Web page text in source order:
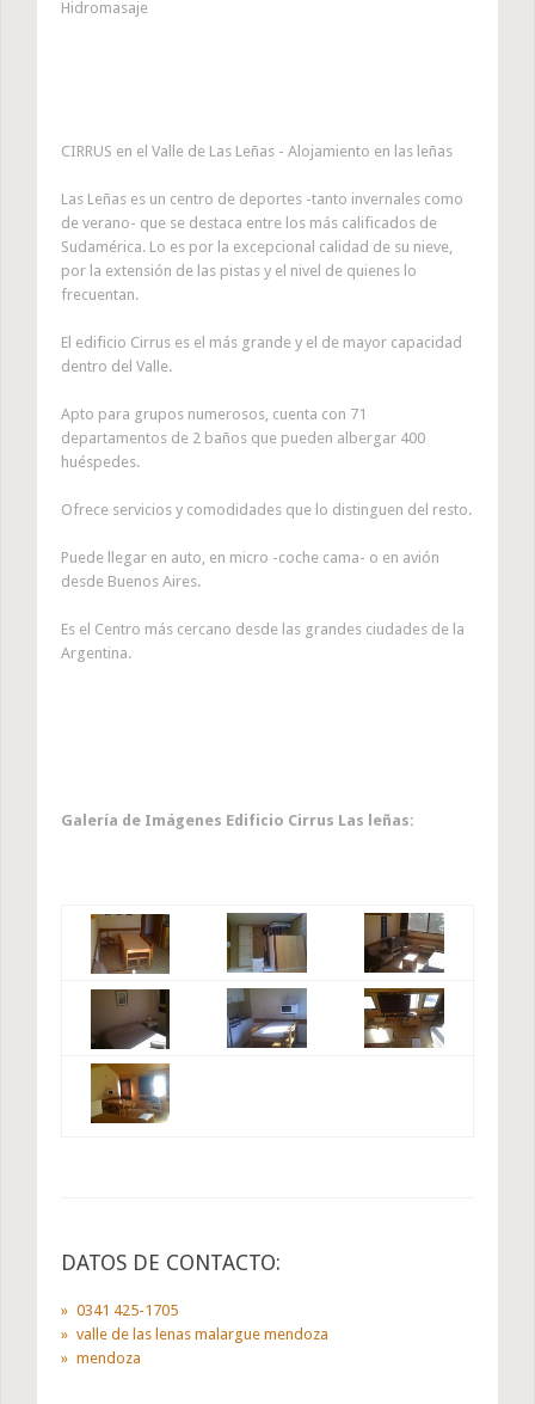
Hidromasaje
CIRRUS en el Valle de Las Leñas - Alojamiento en las leñas
Las Leñas es un centro de deportes -tanto invernales como
de verano- que se destaca entre los más calificados de
Sudamérica. Lo es por la excepcional calidad de su nieve,
por la extensión de las pistas y el nivel de quienes lo
frecuentan.
El edificio Cirrus es el más grande y el de mayor capacidad
dentro del Valle.
Apto para grupos numerosos, cuenta con 71
departamentos de 2 baños que pueden albergar 400
huéspedes.
Ofrece servicios y comodidades que lo distinguen del resto.
Puede llegar en auto, en micro -coche cama- o en avión
desde Buenos Aires.
Es el Centro más cercano desde las grandes ciudades de la
Argentina.
Galería de Imágenes Edificio Cirrus Las leñas:
DATOS DE CONTACTO:
0341 425-1705
valle de las lenas malargue mendoza
mendoza